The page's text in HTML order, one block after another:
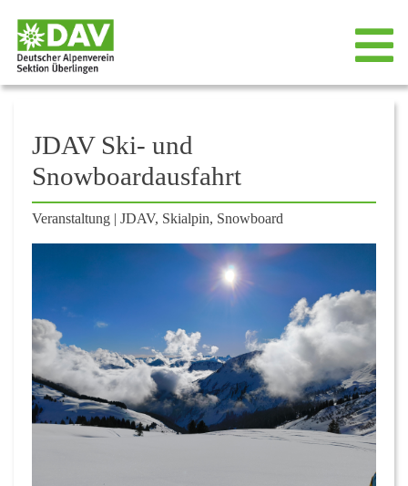
JDAV Ski- und
Snowboardausfahrt
Veranstaltung | JDAV, Skialpin, Snowboard